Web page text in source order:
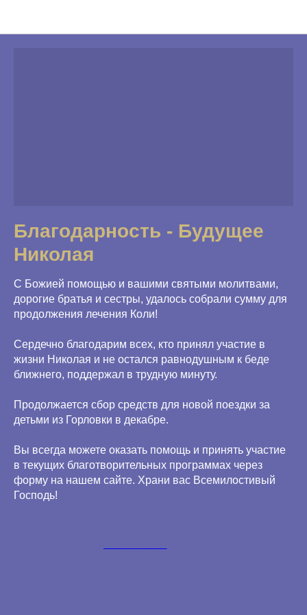
Благодарность - Будущее
Николая
С Божией помощью и вашими святыми молитвами,
дорогие братья и сестры, удалось собрали сумму для
продолжения лечения Коли!
Сердечно благодарим всех, кто принял участие в
жизни Николая и не остался равнодушным к беде
ближнего, поддержал в трудную минуту.
Продолжается сбор средств для новой поездки за
детьми из Горловки в декабре.
Вы всегда можете оказать помощь и принять участие
в текущих благотворительных программах через
форму на нашем сайте. Храни вас Всемилостивый
Господь!